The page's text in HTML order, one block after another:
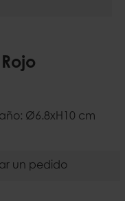
Ø6.8xH10 cm
un pedido